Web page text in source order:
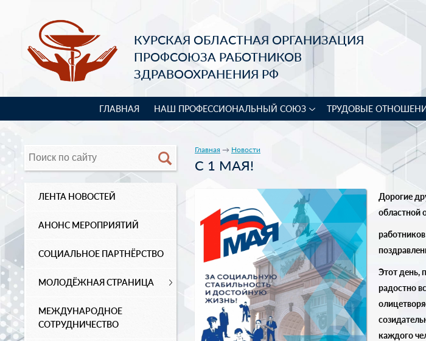
КУРСКАЯ ОБЛАСТНАЯ ОРГАНИЗАЦИЯ
ПРОФСОЮЗА РАБОТНИКОВ
ЗДРАВООХРАНЕНИЯ РФ
ГЛАВНАЯ НАШ ПРОФЕССИОНАЛЬНЫЙ СОЮЗ ТРУДОВЫЕ
ЛЕНТА НОВОСТЕЙ
АНОНС МЕРОПРИЯТИЙ
СОЦИАЛЬНОЕ ПАРТНЁРСТВО
МОЛОДЁЖНАЯ СТРАНИЦА
МЕЖДУНАРОДНОЕ
СОТРУДНИЧЕСТВО
Главная → Новости
С 1 МАЯ!
Дорогие
областной
работников
Этот день,
радостно
каждого